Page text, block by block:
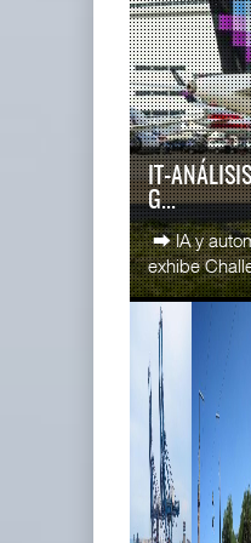
IT-
G...
⮕ IA y
exhibe